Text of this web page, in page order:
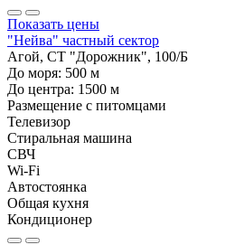
Показать цены
"Нейва" частный сектор
Агой, СТ "Дорожник", 100/Б
До моря: 500 м
До центра: 1500 м
Размещение с питомцами
Телевизор
Стиральная машина
СВЧ
Wi-Fi
Автостоянка
Общая кухня
Кондиционер